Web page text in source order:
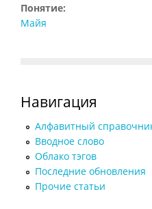
Понятие:
Майя
Навигация
Алфавитный
Вводное слово
Облако тэгов
Последние обновления
Прочие статьи